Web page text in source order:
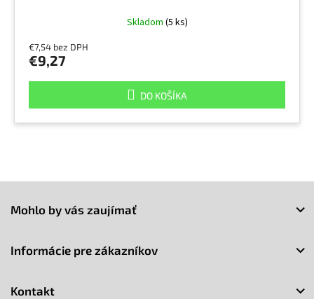
Skladom (5 ks)
€7,54 bez DPH
€9,27
DO KOŠÍKA
Mohlo by vás zaujímať
Informácie pre zákazníkov
Kontakt